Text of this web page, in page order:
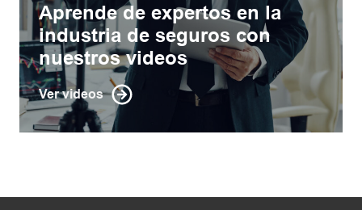
Aprende de expertos en la
industria de seguros con
nuestros videos
Ver videos